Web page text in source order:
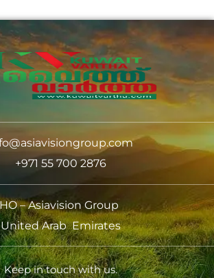
+971 55 700 2876
HO – Asiavision Group
United Arab Emirates
Keep in touch with us.